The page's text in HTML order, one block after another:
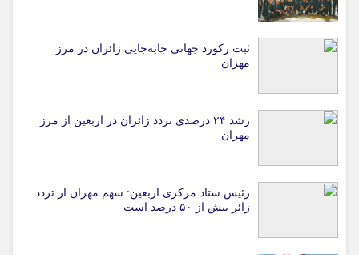
ثبت رکورد جهانی جابه‌جایی زائران در مرز
مهران
رشد ۲۴ درصدی تردد زائران در اربعین از مرز
مهران
رئیس ستاد مرکزی اربعین: سهم مهران از تردد
زائر بیش از ۵۰ درصد است